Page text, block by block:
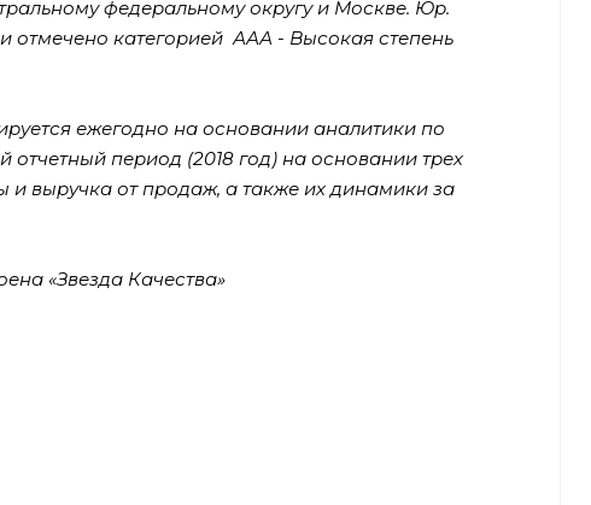
федеральному округу и Москве. Юр.
отмечено категорией ААА - Высокая степень
ежегодно на основании аналитики по
период (2018 год) на основании трех
и выручка от продаж, а также их динамики за
«Звезда Качества»